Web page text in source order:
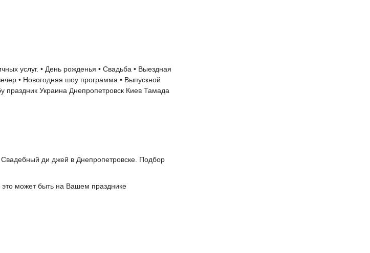
услуг. • День рожденья • Свадьба • Выездная
• Новогодняя шоу программа • Выпускной
праздник Украина Днепропетровск Киев Тамада
Свадебный ди джей в Днепропетровске. Подбор
это может быть на Вашем празднике